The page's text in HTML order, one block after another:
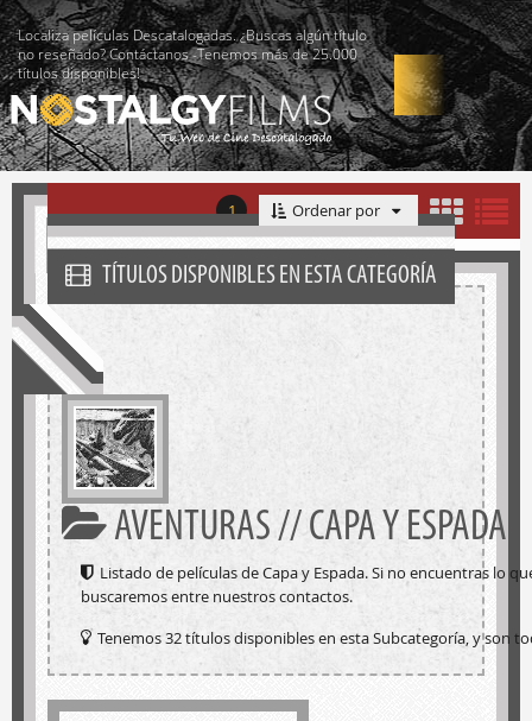
Localiza películas Descatalogadas. ¿Buscas algún título
no reseñado? Contáctanos -Tenemos más de 25.000
títulos disponibles!
1 Ordenar por
TÍTULOS DISPONIBLES EN ESTA CATEGORÍA
AVENTURAS // CAPA Y ESPADA
Listado de películas de Capa y Espada. Si no encuentras lo
buscaremos entre nuestros contactos.
Tenemos 32 títulos disponibles en esta Subcategoría, y son